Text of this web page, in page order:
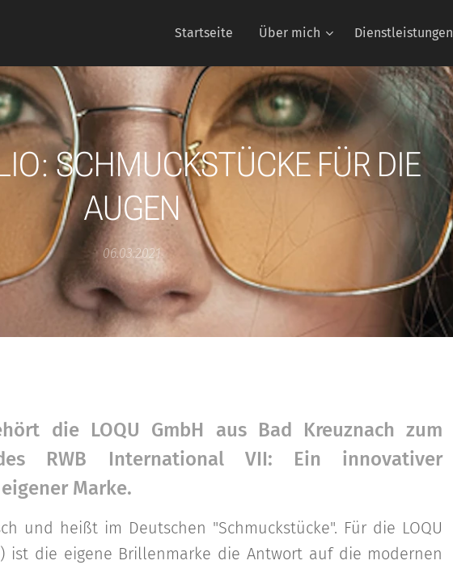
Startseite Über mich Dienstleistungen
SCHMUCKSTÜCKE FÜR DIE
AUGEN
06.03.2021
die LOQU GmbH aus Bad Kreuznach zum
RWB International VII: Ein innovativer
Marke.
und heißt im Deutschen "Schmuckstücke". Für die LOQU
ist die eigene Brillenmarke die Antwort auf die modernen